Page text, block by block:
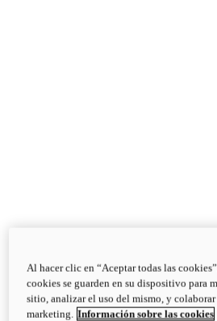
Al hacer clic en “Aceptar todas las
cookies se guarden en su dispositivo para
sitio, analizar el uso del mismo, y colaborar
marketing. Información sobre las cookies